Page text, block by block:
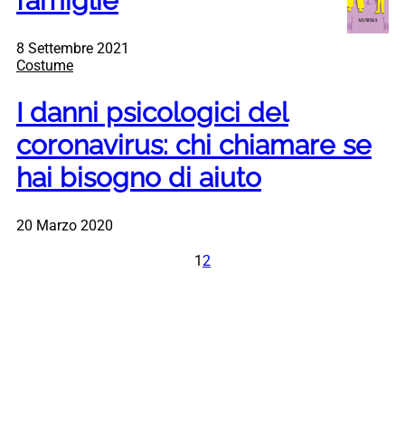
8 Settembre 2021
Costume
I danni psicologici del
coronavirus: chi chiamare se
hai bisogno di aiuto
20 Marzo 2020
12